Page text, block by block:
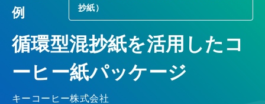
例
抄紙）
循環型混抄紙を活用したコ
ーヒー紙パッケージ
キーコーヒー株式会社